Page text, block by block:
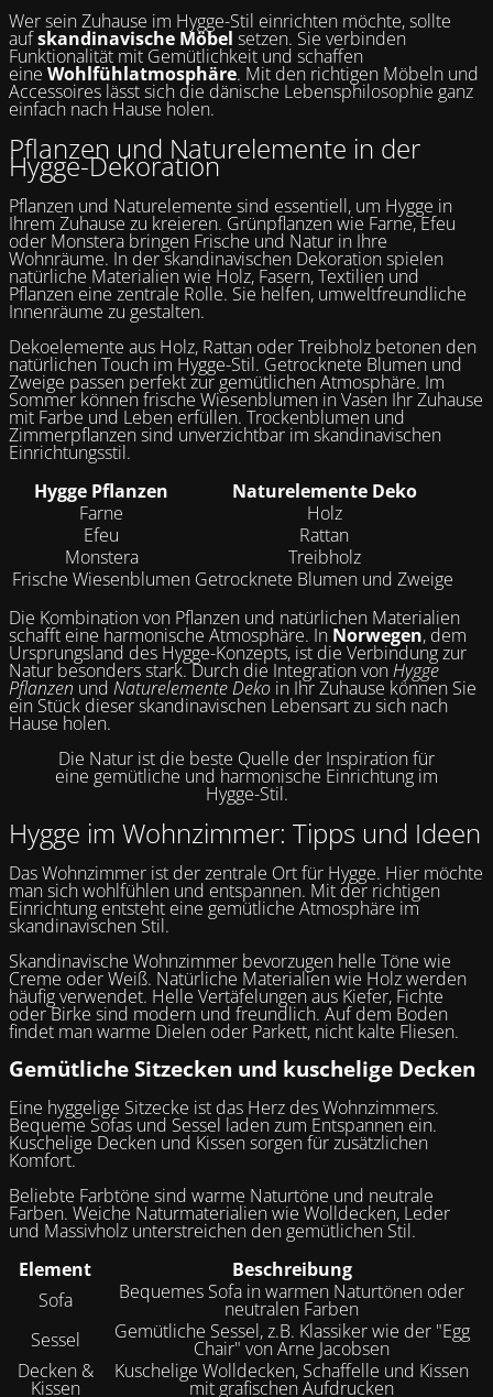
Wer sein Zuhause im Hygge-Stil einrichten möchte, sollte
aufskandinavische Möbel setzen. Sie verbinden
Funktionalität mit Gemütlichkeit und schaffen
eine Wohlfühlatmosphäre. Mit den richtigen Möbeln und
Accessoires lässt sich die dänische Lebensphilosophie ganz
einfach nach Hause holen.
Pflanzen und Naturelemente in der
Hygge-Dekoration
Pflanzen und Naturelemente sind essentiell, um Hygge in
Ihrem Zuhause zu kreieren. Grünpflanzen wie Farne, Efeu
oder Monstera bringen Frische und Natur in Ihre
Wohnräume. In der skandinavischen Dekoration spielen
natürliche Materialien wie Holz, Fasern, Textilien und
Pflanzen eine zentrale Rolle. Sie helfen, umweltfreundliche
Innenräume zu gestalten.
Dekoelemente aus Holz, Rattan oder Treibholz betonen den
natürlichen Touch im Hygge-Stil. Getrocknete Blumen und
Zweige passen perfekt zur gemütlichen Atmosphäre. Im
Sommer können frische Wiesenblumen in Vasen Ihr Zuhause
mit Farbe und Leben erfüllen. Trockenblumen und
Zimmerpflanzen sind unverzichtbar im skandinavischen
Einrichtungsstil.
Hygge Pflanzen
Naturelemente Deko
Farne
Holz
Efeu
Rattan
Monstera
Treibholz
Frische Wiesenblumen Getrocknete Blumen und Zweige
Die Kombination von Pflanzen und natürlichen Materialien
schafft eine harmonische Atmosphäre. In Norwegen, dem
Ursprungsland des Hygge-Konzepts, ist die Verbindung zur
Natur besonders stark. Durch die Integration vonHygge
Pflanzen und Naturelemente Deko in Ihr Zuhause können Sie
ein Stück dieser skandinavischen Lebensart zu sich nach
Hause holen.
Die Natur ist die beste Quelle der Inspiration für
eine gemütliche und harmonische Einrichtung im
Hygge-Stil.
Hygge im Wohnzimmer: Tipps und Ideen
Das Wohnzimmer ist der zentrale Ort für Hygge. Hier möchte
man sich wohlfühlen und entspannen. Mit der richtigen
Einrichtung entsteht eine gemütliche Atmosphäre im
skandinavischen Stil.
Skandinavische Wohnzimmer bevorzugen helle Töne wie
Creme oder Weiß. Natürliche Materialien wie Holz werden
häufig verwendet. Helle Vertäfelungen aus Kiefer, Fichte
oder Birke sind modern und freundlich. Auf dem Boden
findet man warme Dielen oder Parkett, nicht kalte Fliesen.
Gemütliche Sitzecken und kuschelige Decken
Eine hyggelige Sitzecke ist das Herz des Wohnzimmers.
Bequeme Sofas und Sessel laden zum Entspannen ein.
Kuschelige Decken und Kissen sorgen für zusätzlichen
Komfort.
Beliebte Farbtöne sind warme Naturtöne und neutrale
Farben. Weiche Naturmaterialien wie Wolldecken, Leder
und Massivholz unterstreichen den gemütlichen Stil.
Element
Beschreibung
Sofa
Bequemes Sofa in warmen Naturtönen oder
neutralen Farben
Sessel
Gemütliche Sessel, z.B. Klassiker wie der "Egg
Chair" von Arne Jacobsen
Decken &
Kissen
Kuschelige Wolldecken, Schaffelle und Kissen
mit grafischen Aufdrucken